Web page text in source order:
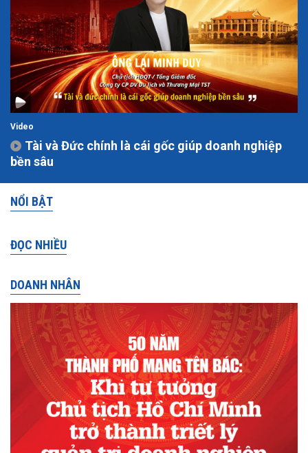
Video
Tài và Đức chính là cái gốc giúp doanh nghiệp
bền sâu
NỔI BẬT
ĐỌC NHIỀU
DOANH NHÂN